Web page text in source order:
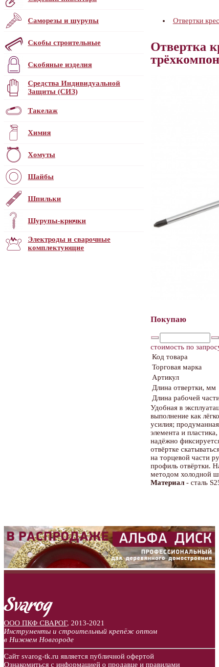
Саморезы и шурупы
Скобы строительные
Скобяные изделия
Средства Индивидуальной
Защиты (СИЗ)
Такелаж
Химия
Хомуты
Шайбы
Шпильки
Шурупы-крючки
Электроды и сварочные
комплектующие
Отвертки
Отвертка
Покупаю
стоимость по
Код товара
Торговая марка
Артикул
Длина отвертки, мм
Длина рабочей
Удобная в
выполнение как
усилия;
элемента и
надёжно
отвёртке
на торцевой части
профиль отвёртки.
методом холодной
Материал - сталь
ООО ПКФ СВАРОГ, 2013-2021
Инструменты и строительный крепёж оптом
в Нижнем Новгороде
Сайт svarog-tk.ru является публичной офертой
Ознакомиться с информацией о продавце и правилами